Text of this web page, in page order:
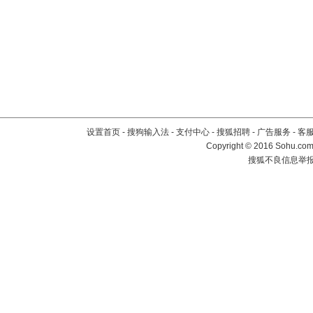
设置首页 - 搜狗输入法 - 支付中心 - 搜狐招聘 - 广告服务 - 客
Copyright©2016
搜狐不良信息举